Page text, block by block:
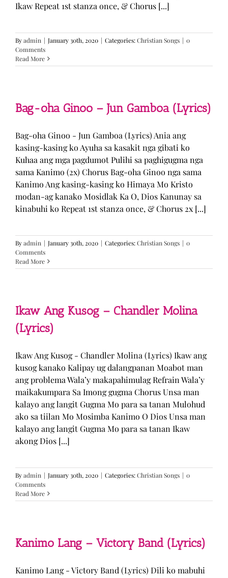
Ikaw Repeat 1st stanza once, & Chorus [...]
Byadmin | January 30th, 2020 | Categories:Christian Songs | 0
Comments
Read More
Bag-oha Ginoo – Jun Gamboa (Lyrics)
Bag-oha Ginoo - Jun Gamboa (Lyrics) Ania ang
kasing-kasing ko Ayuha sa kasakit nga gibati ko
Kuhaa ang mga pagdumot Pulihi sa paghigugma nga
sama Kanimo (2x) Chorus Bag-oha Ginoo nga sama
Kanimo Ang kasing-kasing ko Himaya Mo Kristo
modan-ag kanako Mosidlak Ka O, Dios Kanunay sa
kinabuhi ko Repeat 1st stanza once, & Chorus 2x [...]
Byadmin | January 30th, 2020 | Categories:Christian Songs | 0
Comments
Read More
Ikaw Ang Kusog – Chandler Molina
(Lyrics)
Ikaw Ang Kusog - Chandler Molina (Lyrics) Ikaw ang
kusog kanako Kalipay ug dalangpanan Moabot man
ang problema Wala’y makapahimulag Refrain Wala’y
maikakumpara Sa Imong gugma Chorus Unsa man
kalayo ang langit Gugma Mo para sa tanan Mulohud
ako sa tiilan Mo Mosimba Kanimo O Dios Unsa man
kalayo ang langit Gugma Mo para sa tanan Ikaw
akong Dios [...]
Byadmin | January 30th, 2020 | Categories:Christian Songs | 0
Comments
Read More
Kanimo Lang – Victory Band (Lyrics)
Kanimo Lang - Victory Band (Lyrics) Dili ko mabuhi